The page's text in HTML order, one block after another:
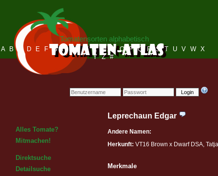
Login
Tomatensorten alphabetisch
A B C D E F G H I J K L M N O P Q R S T U V W X
Y Z #
Alles Tomate?
Mitmachen!
Direktsuche
Detailsuche
Leprechaun Edgar
Andere Namen:
Herkunft: VT16 Brown x Dwarf DSA,
Merkmale